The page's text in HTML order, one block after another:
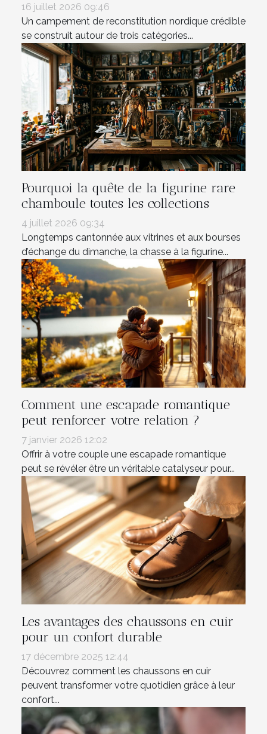
16 juillet 2026 09:46
Un campement de reconstitution nordique crédible
se construit autour de trois catégories...
Pourquoi la quête de la figurine rare
chamboule toutes les collections
4 juillet 2026 09:34
Longtemps cantonnée aux vitrines et aux bourses
d’échange du dimanche, la chasse à la figurine...
Comment une escapade romantique
peut renforcer votre relation ?
7 janvier 2026 12:02
Offrir à votre couple une escapade romantique
peut se révéler être un véritable catalyseur pour...
Les avantages des chaussons en cuir
pour un confort durable
17 décembre 2025 12:44
Découvrez comment les chaussons en cuir
peuvent transformer votre quotidien grâce à leur
confort...